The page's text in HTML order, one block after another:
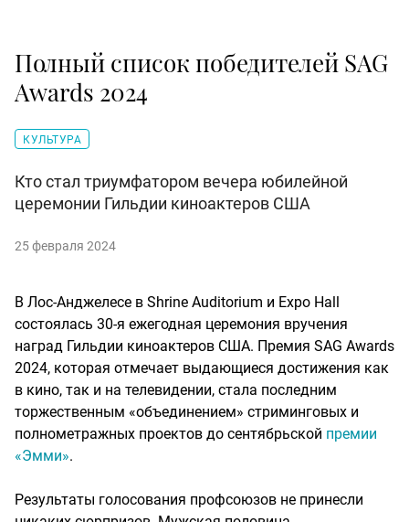
Полный список победителей SAG
Awards 2024
КУЛЬТУРА
Кто стал триумфатором вечера юбилейной
церемонии Гильдии киноактеров США
25 февраля 2024
В Лос-Анджелесе в Shrine Auditorium и Expo Hall
состоялась 30-я ежегодная церемония вручения
наград Гильдии киноактеров США. Премия SAG Awards
2024, которая отмечает выдающиеся достижения как
в кино, так и на телевидении, стала последним
торжественным «объединением» стриминговых и
полнометражных проектов до сентябрьской премии
«Эмми».
Результаты голосования профсоюзов не принесли